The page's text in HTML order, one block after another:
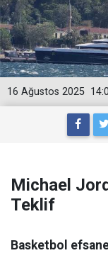
16 Ağustos 2025
Michael
Teklif
Basketbol